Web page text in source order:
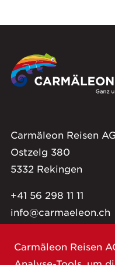
Carmäleon Reisen AG
Ostzelg 380
5332 Rekingen
+41 56 298 11 11
info@carmaeleon.ch
Impressum
Carmäleon Reisen